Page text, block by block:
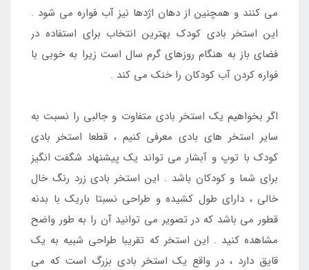
می کنند و همچنین از دهان اژدها نیز آب فواره می شود .
این استخر بادی کودک بهترین انتخاب برای استفاده در
فضای باز به هنگام روزهای گرم سال است زیرا به خوبی با
فواره کردن آب کودکان را خنک می کند .
اگر بخواهیم یک استخر بادی متفاوت و جالبی را نسبت به
سایر استخر های بادی معرفی کنیم ، قطعا استخر بادی
کودک با توپ و آبشار می تواند یک پیشنهاد شگفت انگیز
برای شما و کودکان باشد . این استخر بادی زرد رنگ خال
خالی ، دارای طول کشیده و طراحی نسبتا باریک با بدنه
قطور می باشد که در تصویر می توانید آن را به طور واضح
مشاهده کنید . این استخر که تقریبا طراحی شبیه به یک
قایق دارد ، در واقع یک استخر بادی بزرگ است که می